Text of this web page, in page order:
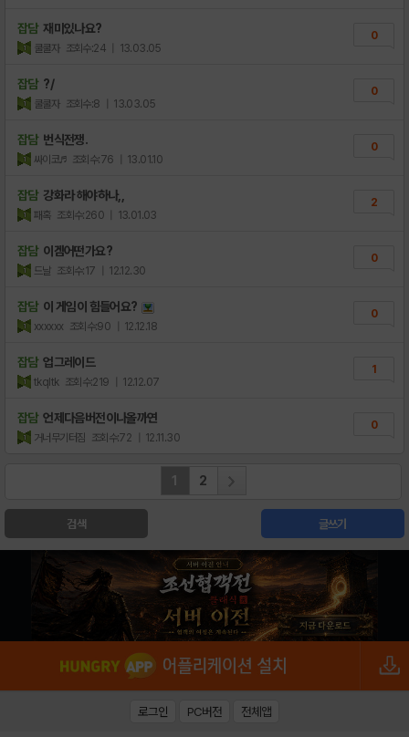
잡담 재미있나요?
쿨쿨자 조회수:24 | 13.03.05
0
잡담 ?/
쿨쿨자 조회수:8 | 13.03.05
0
잡담 번식전쟁.
싸이코♬ 조회수:76 | 13.01.10
0
잡담 강화라 해야하나,,
패혹 조회수:260 | 13.01.03
2
잡담 이겜어떤가요?
드날 조회수:17 | 12.12.30
0
잡담 이 게임이 힘들어요?
xxxxxx 조회수:90 | 12.12.18
0
잡담 업그레이드
tkqltk 조회수:219 | 12.12.07
1
잡담 언제다음버전이나올까연
거너무기터짐 조회수:72 | 12.11.30
0
1 2
검색 글쓰기
로그인 PC버전 전체앱